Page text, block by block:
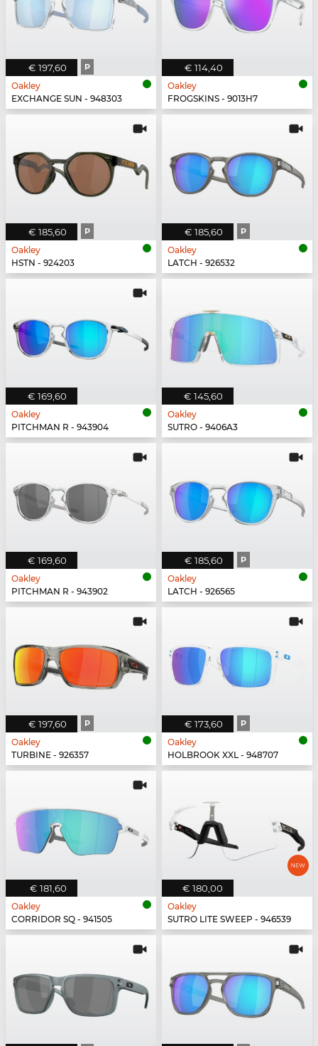
€ 197,60 P
Oakley
EXCHANGE SUN - 948303
€ 114,40
Oakley
FROGSKINS - 9013H7
€ 185,60 P
Oakley
HSTN - 924203
€ 185,60 P
Oakley
LATCH - 926532
€ 169,60
Oakley
PITCHMAN R - 943904
€ 145,60
Oakley
SUTRO - 9406A3
€ 169,60
Oakley
PITCHMAN R - 943902
€ 185,60 P
Oakley
LATCH - 926565
€ 197,60 P
Oakley
TURBINE - 926357
€ 173,60 P
Oakley
HOLBROOK XXL - 948707
€ 181,60
Oakley
CORRIDOR SQ - 941505
€ 180,00
Oakley
SUTRO LITE SWEEP - 946539